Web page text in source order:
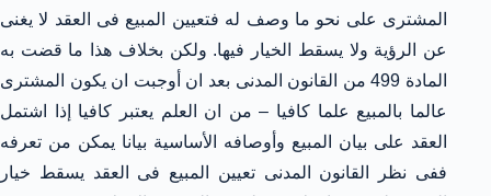
المشترى على نحو ما وصف له فتعيين المبيع فى العقد لا يغنى
عن الرؤية ولا يسقط الخيار فيها. ولكن بخلاف هذا ما قضت به
المادة 499 من القانون المدنى بعد ان أوجبت ان يكون المشترى
عالما بالمبيع علما كافيا – من ان العلم يعتبر كافيا إذا اشتمل
العقد على بيان المبيع وأوصافه الأساسية بيانا يمكن من تعرفه
ففى نظر القانون المدنى تعيين المبيع فى العقد يسقط خيار